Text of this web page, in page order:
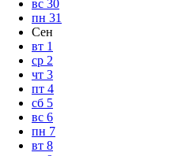
вс 30
пн 31
Сен
вт 1
ср 2
чт 3
пт 4
сб 5
вс 6
пн 7
вт 8